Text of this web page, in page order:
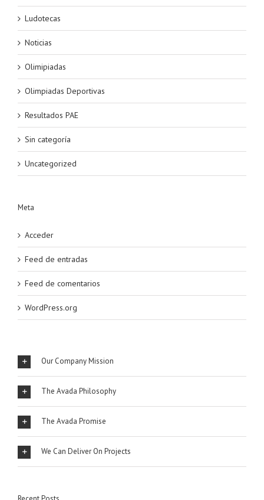
Ludotecas
Noticias
Olimipiadas
Olimpiadas Deportivas
Resultados PAE
Sin categoría
Uncategorized
Meta
Acceder
Feed de entradas
Feed de comentarios
WordPress.org
Our Company Mission
The Avada Philosophy
The Avada Promise
We Can Deliver On Projects